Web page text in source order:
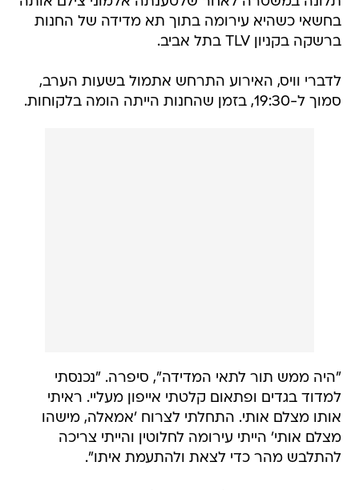
בחשאי כשהיא עירומה בתוך תא מדידה של החנות
ברשקה בקניון TLV בתל אביב.
לדברי וויס, האירוע התרחש אתמול בשעות הערב,
סמוך ל-19:30, בזמן שהחנות הייתה הומה בלקוחות.
"היה ממש תור לתאי המדידה", סיפרה. "נכנסתי
למדוד בגדים ופתאום קלטתי אייפון מעליי. ראיתי
אותו מצלם אותי. התחלתי לצרוח 'אמאלה, מישהו
מצלם אותי' הייתי עירומה לחלוטין והייתי צריכה
להתלבש מהר כדי לצאת ולהתעמת איתו".